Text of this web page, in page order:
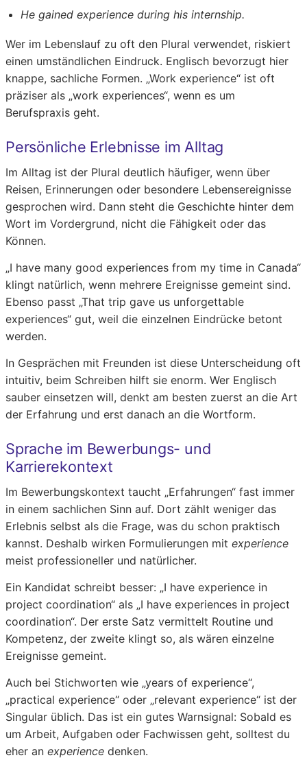
He gained experience during his internship.
Wer im Lebenslauf zu oft den Plural verwendet, riskiert
einen umständlichen Eindruck. Englisch bevorzugt hier
knappe, sachliche Formen. „Work experience“ ist oft
präziser als „work experiences“, wenn es um
Berufspraxis geht.
Persönliche Erlebnisse im Alltag
Im Alltag ist der Plural deutlich häufiger, wenn über
Reisen, Erinnerungen oder besondere Lebensereignisse
gesprochen wird. Dann steht die Geschichte hinter dem
Wort im Vordergrund, nicht die Fähigkeit oder das
Können.
„I have many good experiences from my time in Canada“
klingt natürlich, wenn mehrere Ereignisse gemeint sind.
Ebenso passt „That trip gave us unforgettable
experiences“ gut, weil die einzelnen Eindrücke betont
werden.
In Gesprächen mit Freunden ist diese Unterscheidung oft
intuitiv, beim Schreiben hilft sie enorm. Wer Englisch
sauber einsetzen will, denkt am besten zuerst an die Art
der Erfahrung und erst danach an die Wortform.
Sprache im Bewerbungs- und
Karrierekontext
Im Bewerbungskontext taucht „Erfahrungen“ fast immer
in einem sachlichen Sinn auf. Dort zählt weniger das
Erlebnis selbst als die Frage, was du schon praktisch
kannst. Deshalb wirken Formulierungen mit experience
meist professioneller und natürlicher.
Ein Kandidat schreibt besser: „I have experience in
project coordination“ als „I have experiences in project
coordination“. Der erste Satz vermittelt Routine und
Kompetenz, der zweite klingt so, als wären einzelne
Ereignisse gemeint.
Auch bei Stichworten wie „years of experience“,
„practical experience“ oder „relevant experience“ ist der
Singular üblich. Das ist ein gutes Warnsignal: Sobald es
um Arbeit, Aufgaben oder Fachwissen geht, solltest du
eher an experience denken.